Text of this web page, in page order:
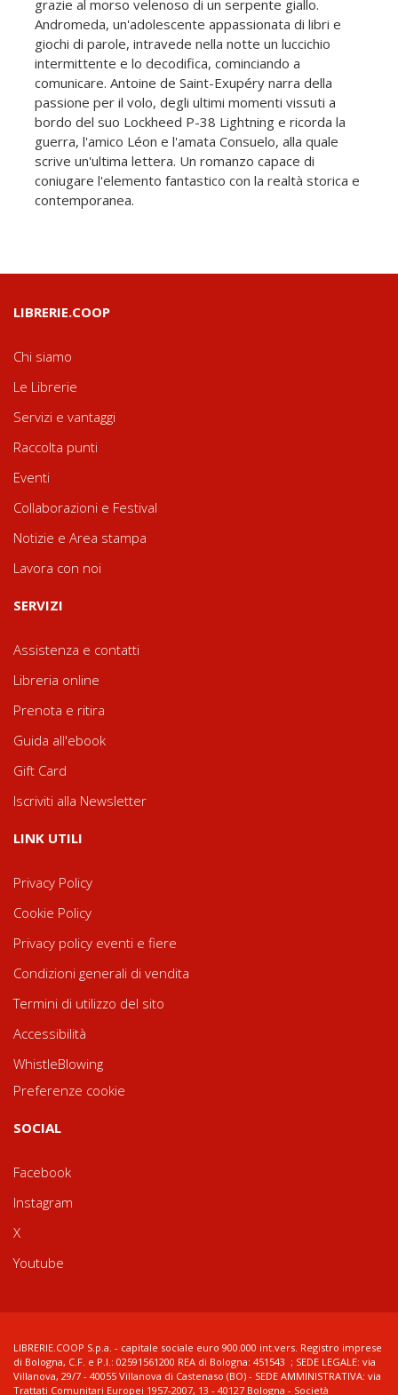
grazie al morso velenoso di un serpente giallo.
Andromeda, un'adolescente appassionata di libri e
giochi di parole, intravede nella notte un luccichio
intermittente e lo decodifica, cominciando a
comunicare. Antoine de Saint-Exupéry narra della
passione per il volo, degli ultimi momenti vissuti a
bordo del suo Lockheed P-38 Lightning e ricorda la
guerra, l'amico Léon e l'amata Consuelo, alla quale
scrive un'ultima lettera. Un romanzo capace di
coniugare l'elemento fantastico con la realtà storica e
contemporanea.
LIBRERIE.COOP
Chi siamo
Le Librerie
Servizi e vantaggi
Raccolta punti
Eventi
Collaborazioni e Festival
Notizie e Area stampa
Lavora con noi
SERVIZI
Assistenza e contatti
Libreria online
Prenota e ritira
Guida all'ebook
Gift Card
Iscriviti alla Newsletter
LINK UTILI
Privacy Policy
Cookie Policy
Privacy policy eventi e fiere
Condizioni generali di vendita
Termini di utilizzo del sito
Accessibilità
WhistleBlowing
Preferenze cookie
SOCIAL
Facebook
Instagram
X
Youtube
LIBRERIE.COOP S.p.a. - capitale sociale euro 900.000 int.vers. Registro imprese
di Bologna, C.F. e P.I.: 02591561200 REA di Bologna: 451543 ; SEDE LEGALE: via
Villanova, 29/7 - 40055 Villanova di Castenaso (BO) - SEDE AMMINISTRATIVA: via
Trattati Comunitari Europei 1957-2007, 13 - 40127 Bologna - Società